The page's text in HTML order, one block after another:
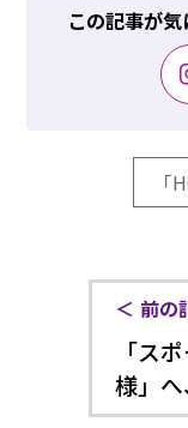
この記事が
前の
「ス
様」